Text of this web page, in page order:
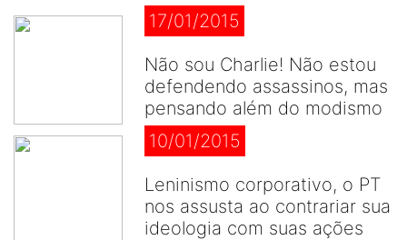
17/01/2015
Não sou Charlie! Não estou
defendendo assassinos, mas
pensando além do modismo
10/01/2015
Leninismo corporativo, o PT
nos assusta ao contrariar sua
ideologia com suas ações